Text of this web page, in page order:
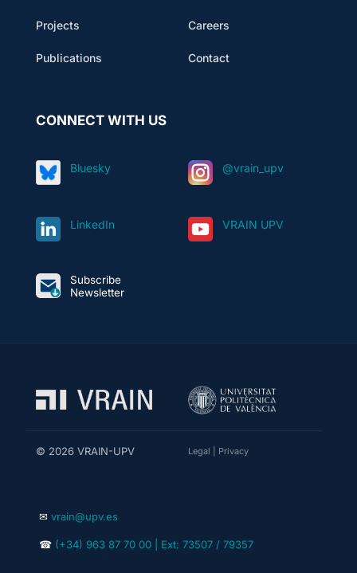
Projects
Publications
Careers
Contact
CONNECT WITH US
Bluesky @vrain_upv
LinkedIn VRAIN UPV
Subscribe
Newsletter
© 2026 VRAIN-UPV Legal Privacy
✉ vrain@upv.es
☎ (+34) 963 87 70 00 | Ext: 73507 / 79357